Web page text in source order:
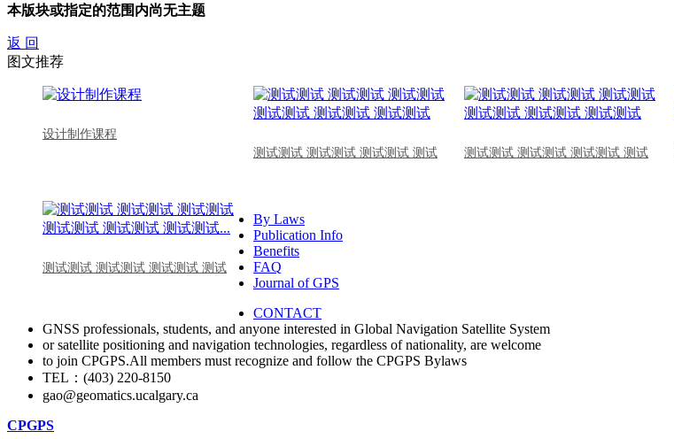
本版块或指定的范围内尚无主题
返 回
图文推荐
设计制作课程
测试测试 测试测试 测试测试 测试
测试测试 测试测试 测试测试 测试
测试测试 测试测试 测试测试 测试
By Laws
Publication Info
Benefits
FAQ
Journal of GPS
CONTACT
GNSS professionals, students, and anyone interested in Global Navigation Satellite System
or satellite positioning and navigation technologies, regardless of nationality, are welcome
to join CPGPS.All members must recognize and follow the CPGPS Bylaws
TEL：(403) 220-8150
gao@geomatics.ucalgary.ca
CPGPS